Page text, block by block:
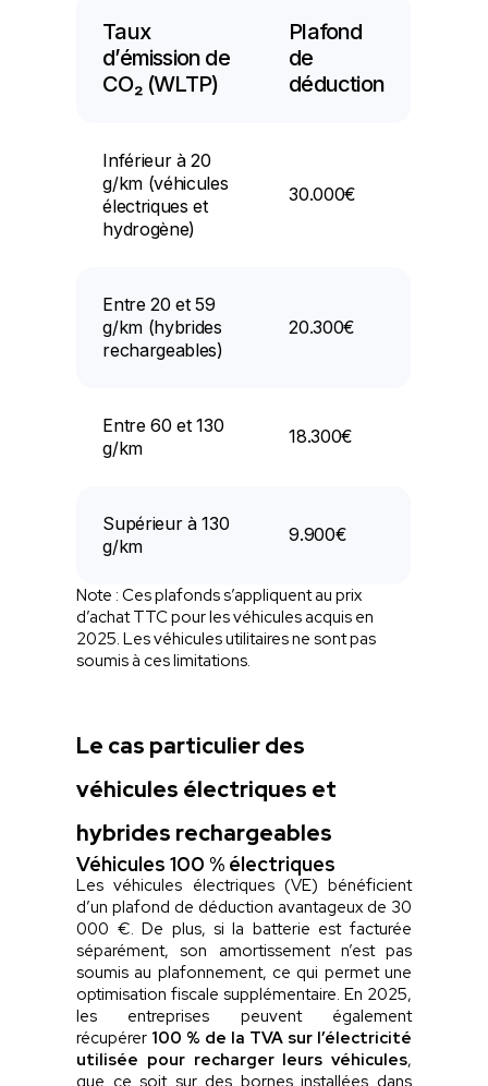
Taux
d’émission de
CO₂ (WLTP)
Plafond
de
déduction
Inférieur à 20
g/km (véhicules
électriques et
hydrogène)
30.000€
Entre 20 et 59
g/km (hybrides
rechargeables)
20.300€
Entre 60 et 130
g/km
18.300€
Supérieur à 130
g/km
9.900€
Note : Ces plafonds s’appliquent au prix
d’achat TTC pour les véhicules acquis en
2025. Les véhicules utilitaires ne sont pas
soumis à ces limitations.
Le cas particulier des
véhicules électriques et
hybrides rechargeables
Véhicules 100 % électriques
Les véhicules électriques (VE) bénéficient
d’un plafond de déduction avantageux de 30
000 €. De plus, si la batterie est facturée
séparément, son amortissement n’est pas
soumis au plafonnement, ce qui permet une
optimisation fiscale supplémentaire. En 2025,
les entreprises peuvent également
récupérer 100 % de la TVA sur l’électricité
utilisée pour recharger leurs véhicules,
que ce soit sur des bornes installées dans